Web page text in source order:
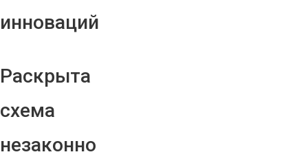
инноваций
Раскрыта
схема
незаконно